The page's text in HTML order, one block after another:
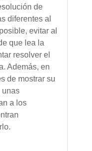
de
diferentes al
evitar al
que lea la
resolver el
Además, en
de mostrar su
unas
a los